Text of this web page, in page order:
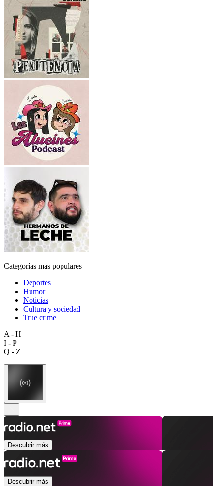
Categorías más populares
Deportes
Humor
Noticias
Cultura y sociedad
True crime
A - H
I - P
Q - Z
Descubrir más
Descubrir más